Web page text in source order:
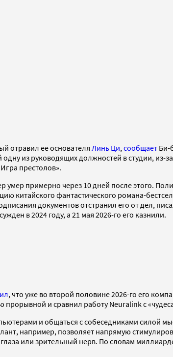
отравил ее основателя Линь Ци, сообщает Би-
из руководящих должностей в студии, из-
престолов».
примерно через 10 дней после этого.
китайского фантастического романа-
документов отстранил его от дел,
в 2024 году, а 21 мая 2026-го его казнили.
, что уже во второй половине 2026-го его
и сравнил работу Neuralink с
и общаться с собеседниками силой
например, позволяет напрямую
или зрительный нерв. По словам